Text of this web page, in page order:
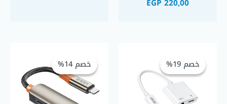
خصم 19%
خصم 19% هو:
EGP 400,00.
هو:
EGP 325,00.
خصم 14%
خصم 14% هو:
290,00.
هو:
250,00.